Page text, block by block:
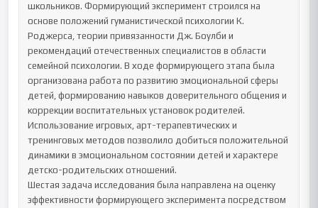
школьников. Формирующий эксперимент строился на
основе положений гуманистической психологии К.
Роджерса, теории привязанности Дж. Боулби и
рекомендаций отечественных специалистов в области
семейной психологии. В ходе формирующего этапа была
организована работа по развитию эмоциональной сферы
детей, формированию навыков доверительного общения и
коррекции воспитательных установок родителей.
Использование игровых, арт-терапевтических и
тренинговых методов позволило добиться положительной
динамики в эмоциональном состоянии детей и характере
детско-родительских отношений.
Шестая задача исследования была направлена на оценку
эффективности формирующего эксперимента посредством